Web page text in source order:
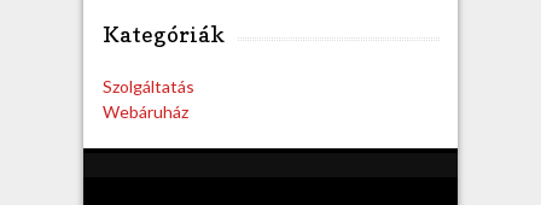
Kategóriák
Szolgáltatás
Webáruház